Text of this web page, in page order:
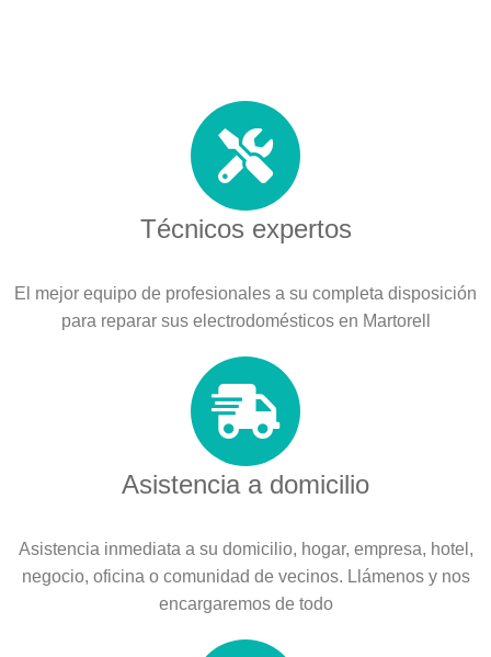
Técnicos expertos
El mejor equipo de profesionales a su completa disposición
para reparar sus electrodomésticos en Martorell
Asistencia a domicilio
Asistencia inmediata a su domicilio, hogar, empresa, hotel,
negocio, oficina o comunidad de vecinos. Llámenos y nos
encargaremos de todo